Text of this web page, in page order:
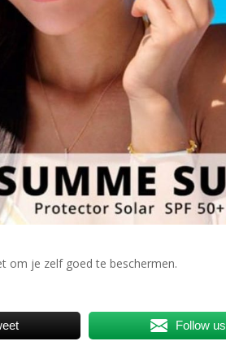
om je zelf goed te beschermen.
Follow us